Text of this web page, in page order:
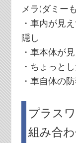
メラ(ダミー
・車内が見
隠し
・車本体が
・ちょっと
・車自体の
プラス
組み合